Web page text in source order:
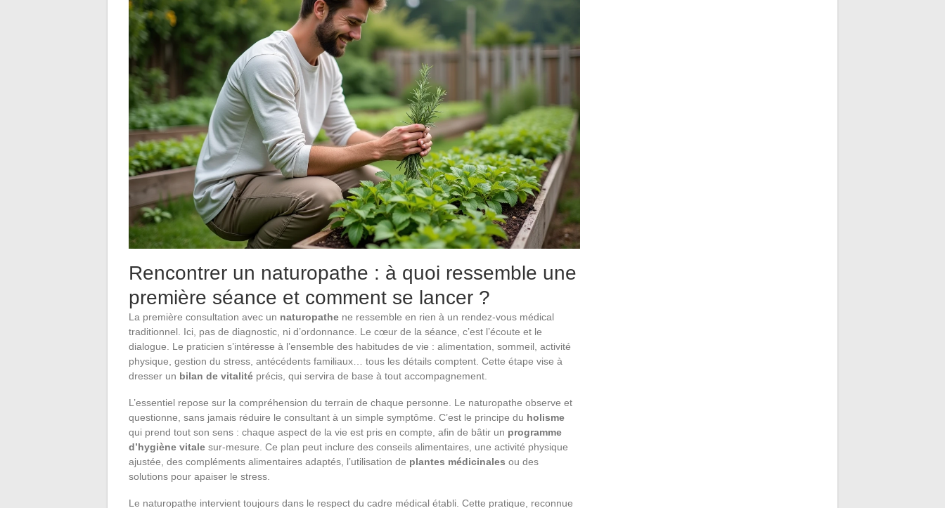
Rencontrer un naturopathe : à quoi ressemble une
première séance et comment se lancer ?
La première consultation avec un naturopathe ne ressemble en rien à un rendez-vous médical
traditionnel. Ici, pas de diagnostic, ni d’ordonnance. Le cœur de la séance, c’est l’écoute et le
dialogue. Le praticien s’intéresse à l’ensemble des habitudes de vie : alimentation, sommeil, activité
physique, gestion du stress, antécédents familiaux… tous les détails comptent. Cette étape vise à
dresser un bilan de vitalité précis, qui servira de base à tout accompagnement.
L’essentiel repose sur la compréhension du terrain de chaque personne. Le naturopathe observe et
questionne, sans jamais réduire le consultant à un simple symptôme. C’est le principe du holisme
qui prend tout son sens : chaque aspect de la vie est pris en compte, afin de bâtir un programme
d’hygiène vitale sur-mesure. Ce plan peut inclure des conseils alimentaires, une activité physique
ajustée, des compléments alimentaires adaptés, l’utilisation de plantes médicinales ou des
solutions pour apaiser le stress.
Le naturopathe intervient toujours dans le respect du cadre médical établi. Cette pratique, reconnue